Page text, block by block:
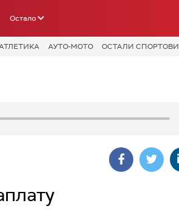
Остало
АУТО-МОТО ОСТАЛИ СПОРТОВИ